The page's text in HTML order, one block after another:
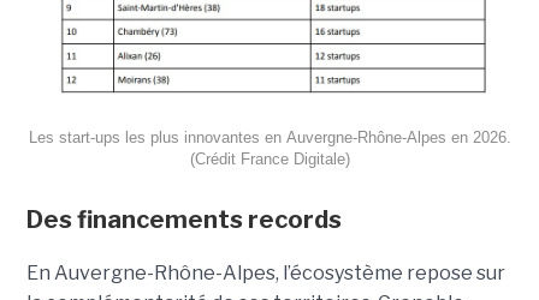
Les start-ups les plus innovantes en Auvergne-Rhône-Alpes en 2026.
(Crédit France Digitale)
Des financements records
En Auvergne-Rhône-Alpes, l’écosystème repose sur